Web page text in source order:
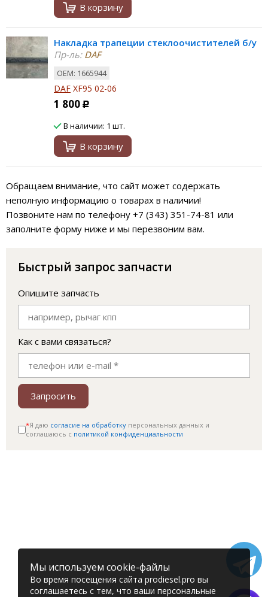
В корзину
Накладка трапеции стеклоочистителей б/у
Пр-ль:DAF
ОЕМ: 1665944
DAF XF95 02-06
1 800 Р
В наличии: 1 шт.
В корзину
Обращаем внимание, что сайт может содержать
неполную информацию о товарах в наличии!
Позвоните нам по телефону +7 (343) 351-74-81 или
заполните форму ниже и мы перезвоним вам.
Быстрый запрос запчасти
Опишите запчасть
Как с вами связаться?
Запросить
*Я даю согласие на обработку персональных данных и
соглашаюсь c политикой конфиденциальности
Мы используем cookie-файлы
Во время посещения сайта prodiesel.pro вы
соглашаетесь с тем, что ваши персональные